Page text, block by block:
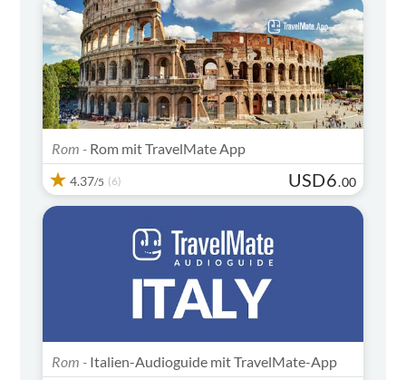
Rom - Rom mit TravelMate App
4.37/5 (6) USD6.00
Rom - Italien-Audioguide mit TravelMate-App